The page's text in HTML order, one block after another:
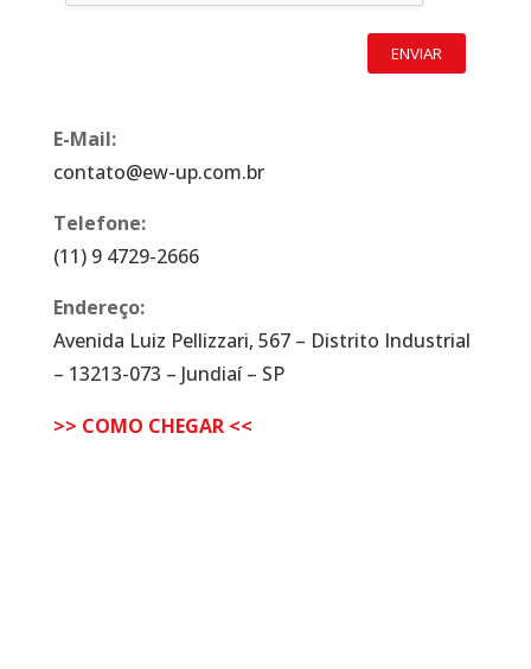
E-Mail:
contato@ew-up.com.br
Telefone:
(11) 9 4729-2666
Endereço:
Avenida Luiz Pellizzari, 567 – Distrito Industrial
– 13213-073 – Jundiaí – SP
>> COMO CHEGAR <<